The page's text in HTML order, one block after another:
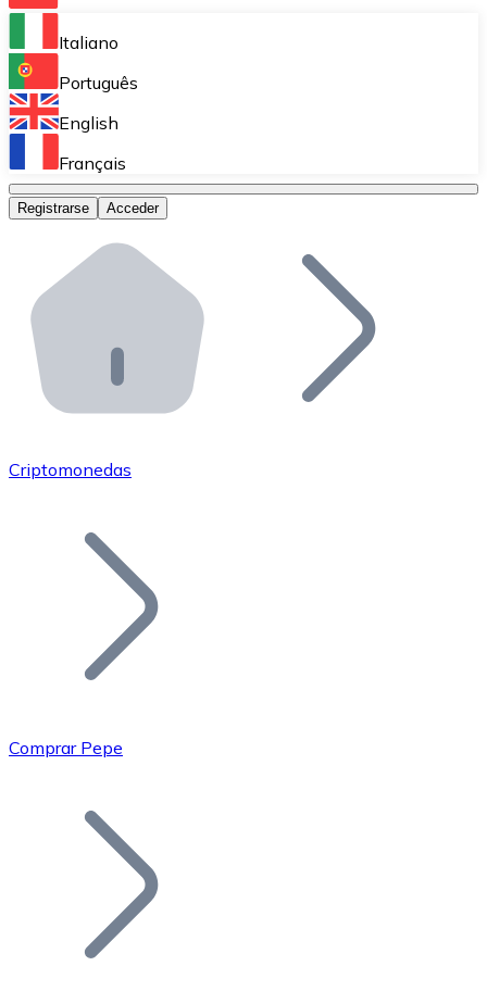
Bitnovo Ramp
Integra nuestra solución en tu plataforma.
Bitnovo Giftcards
Bitnovo OTC
Bitnovo ATM
Integra un ATM Bitnovo en tu negocio y permite que
Bitnovo API
Integra nuestra API en tu ecosistema.
Únete a nuestra red de distribuidores.
Añade tu proyecto a nuestro ecosistema.
Bitcoin
Italiano
Português
English
Français
Registrarse Acceder
Criptomonedas
Comprar Pepe